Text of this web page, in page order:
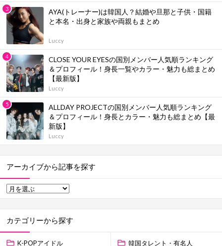
AYA(トレーナー)は韓国人？結婚や旦那と子供・国籍
と本名・出身と家族や両親もまとめ
Luccy
CLOSE YOUR EYESの国別メンバー人気順ランキング
＆プロフィール！身長一覧やカラー・魅力も総まとめ
【最新版】
Luccy
ALLDAY PROJECTの国別メンバー人気順ランキング
＆プロフィール！身長とカラー・魅力も総まとめ【最
新版】
Luccy
アーカイブから記事を探す
カテゴリーから探す
K-POPアイドル 韓国タレント・有名人